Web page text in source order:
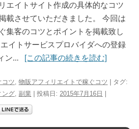
エイトサイト作成の具体的なコツ
載させていただきました。 今回は
集客のコツとポイントを掲載致し
イトサービスプロバイダへの登録
ン...
[この記事の続きを読む]
コツ 物販アフィリエイトで稼ぐコツ | タグ:
ング 副業 | 投稿日: 2015年7月16日 |